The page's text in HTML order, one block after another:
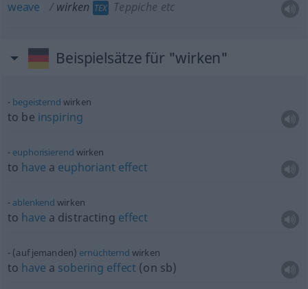
weave wirken TEX Teppiche etc
Beispielsätze für "wirken"
begeisternd wirken
to be inspiring
euphorisierend wirken
to have a euphoriant effect
ablenkend wirken
to have a distracting effect
(auf jemanden) ernüchternd wirken
to have a sobering effect (on sb)